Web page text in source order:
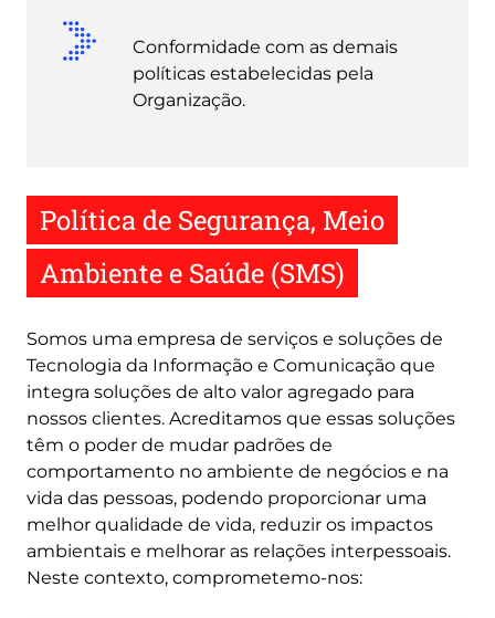
Conformidade com as demais
políticas estabelecidas pela
Organização.
Política de Segurança, Meio
Ambiente e Saúde (SMS)
Somos uma empresa de serviços e soluções de
Tecnologia da Informação e Comunicação que
integra soluções de alto valor agregado para
nossos clientes. Acreditamos que essas soluções
têm o poder de mudar padrões de
comportamento no ambiente de negócios e na
vida das pessoas, podendo proporcionar uma
melhor qualidade de vida, reduzir os impactos
ambientais e melhorar as relações interpessoais.
Neste contexto, comprometemo-nos: